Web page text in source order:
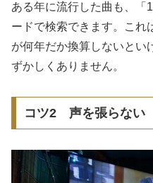
ある年に流行した曲も、「
ードで検索できます。これ
が何年だか換算しないとい
ずかしくありません。
コツ2 声を張らない